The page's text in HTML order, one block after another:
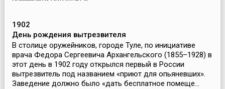
1902
День рождения вытрезвителя
В столице оружейников, городе Туле, по инициативе
врача Федора Сергеевича Архангельского (1855–1928) в
этот день в 1902 году открылся первый в России
вытрезвитель под названием «приют для опьяневших».
Заведение должно было «дать бесплатное помеще...